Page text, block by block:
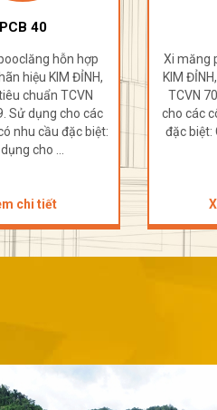
PC 40
Nhãn hiệu
hợp tiêu chuẩn
: 2013. Sử dụng
trình có nhu cầu
trình đường ...
chi tiết
Xi măng
KIM
TCVN
cho các
đặc biệt: